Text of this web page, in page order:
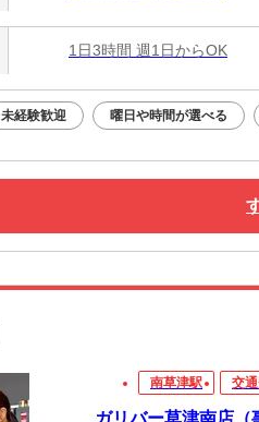
1日3時間 週1日からOK
未経験歓迎 曜日や時間が選べる
南草津駅 交